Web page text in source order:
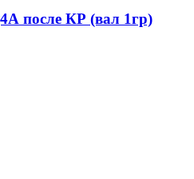
после КР (вал 1гр)